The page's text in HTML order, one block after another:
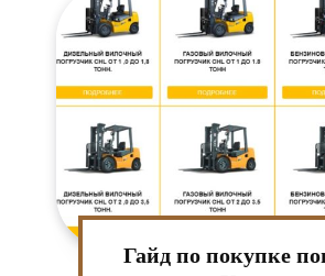
Гайд по покупке